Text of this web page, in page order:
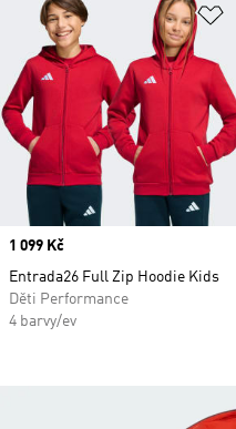
Price
1 099 Kč
Entrada26 Full Zip Hoodie Kids
Děti Performance
4 barvy/ev